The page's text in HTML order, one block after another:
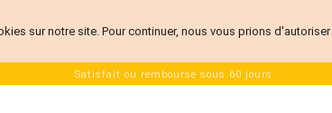
Satisfait ou remboursé sous 60 jours
sur notre site. Pour continuer, nous vous prions d'autoriser